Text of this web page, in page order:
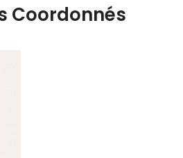
Coordonnés